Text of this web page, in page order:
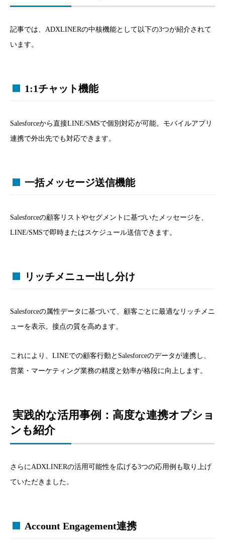
記事では、ADXLINERの中核機能として以下の3つが紹介されて
います。
1:1チャット機能
Salesforceから直接LINE/SMSで個別対応が可能。モバイルアプリ
連携で外出先でも対応できます。
一括メッセージ送信機能
Salesforceの顧客リストやセグメントに基づいたメッセージを、
LINE/SMSで即時またはスケジュール送信できます。
リッチメニュー出し分け
Salesforceの属性データに基づいて、顧客ごとに最適なリッチメニ
ューを表示。接点の質を高めます。
これにより、LINEでの顧客行動とSalesforceのデータが連携し、
営業・マーケティング業務の精度と効率が格段に向上します。
実践的な活用事例：高度な連携オプショ
ンも紹介
さらにADXLINERの活用可能性を広げる3つの応用例も取り上げ
ていただきました。
Account Engagement連携